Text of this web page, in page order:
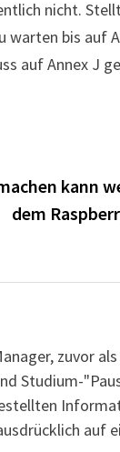
nicht.
warten bis auf
auf Annex J
kann
dem
zuvor
Studium-
auf